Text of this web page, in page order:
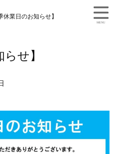
休業日のお知らせ】
せ】